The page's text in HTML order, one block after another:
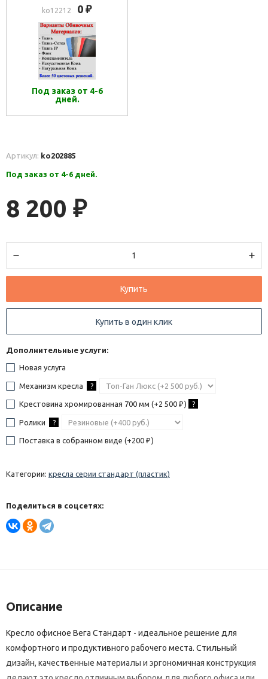
ko12212 0 ₽
Под заказ от 4-6
дней.
Артикул: ko202885
Под заказ от 4-6 дней.
8 200 ₽
Купить
Купить в один клик
Дополнительные услуги:
Новая услуга
Механизм кресла ?
Крестовина хромированная 700 мм (+2 500 ₽ ) ?
Ролики ?
Поставка в собранном виде (+200 ₽ )
Категории: кресла серии стандарт (пластик)
Поделиться в соцсетях:
Описание
Кресло офисное Вега Стандарт - идеальное решение для
комфортного и продуктивного рабочего места. Стильный
дизайн, качественные материалы и эргономичная конструкция